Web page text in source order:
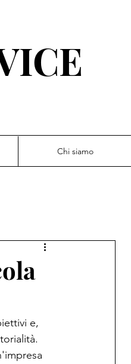
Chi siamo
e,